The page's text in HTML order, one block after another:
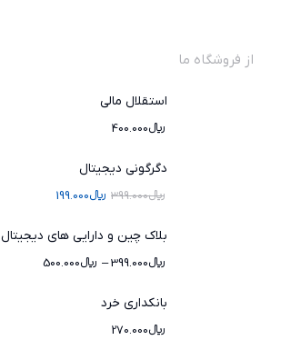
از فروشگاه ما
استقلال مالی
﷼400.000
دگرگونی دیجیتال
﷼399.000 ﷼199.000
بلاک چین و دارایی های دیجیتال
﷼399.000
– ﷼500.000
بانکداری خرد
﷼270.000